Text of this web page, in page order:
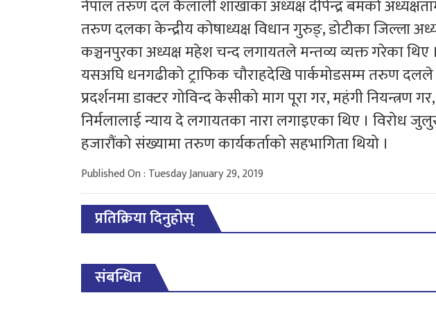
नेपाल तरुण दल कैलाली शाखाका अध्यक्ष दीपेन्द्र बमको
तरुण दलका केन्द्रीय कोषाध्यक्ष विधान गुरुङ्, डोटीका जिल्ला
कञ्चनपुरका अध्यक्ष महेश चन्द लगायतले मन्तव्य व्यक्त गरेका थिए ।
यसअघि धनगढीको ट्राफिक चौराहदेखि पार्कमोडसम्म तरुण दलले
प्रदर्शनमा डाक्टर गोविन्द केसीको माग पूरा गर, महंगी नियन्त्रण
निर्मलालाई न्याय दे लगायतका नारा लगाइएका थिए । विरोध
हजारौंको संख्यामा तरुण कार्यकर्ताको सहभागिता थियो ।
Published On : Tuesday January 29, 2019
प्रतिक्रिया दिनुहोस्
संबन्धित